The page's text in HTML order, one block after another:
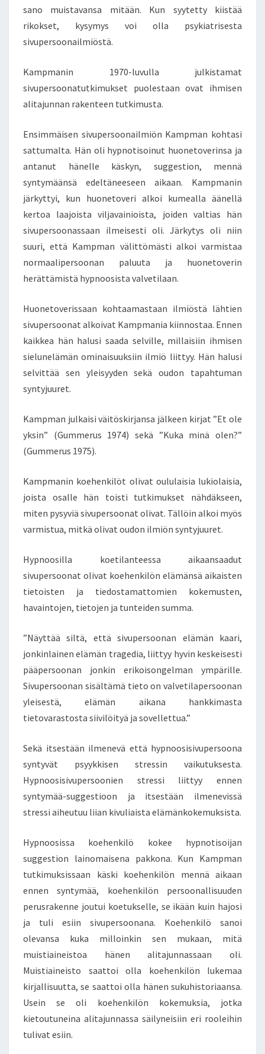
sano muistavansa mitään. Kun syytetty kiistää
rikokset, kysymys voi olla psykiatrisesta
sivupersoonailmiöstä.
Kampmanin 1970-luvulla julkistamat
sivupersoonatutkimukset puolestaan ovat ihmisen
alitajunnan rakenteen tutkimusta.
Ensimmäisen sivupersoonailmiön Kampman kohtasi
sattumalta. Hän oli hypnotisoinut huonetoverinsa ja
antanut hänelle käskyn, suggestion, mennä
syntymäänsä edeltäneeseen aikaan. Kampmanin
järkyttyi, kun huonetoveri alkoi kumealla äänellä
kertoa laajoista viljavainioista, joiden valtias hän
sivupersoonassaan ilmeisesti oli. Järkytys oli niin
suuri, että Kampman välittömästi alkoi varmistaa
normaalipersoonan paluuta ja huonetoverin
herättämistä hypnoosista valvetilaan.
Huonetoverissaan kohtaamastaan ilmiöstä lähtien
sivupersoonat alkoivat Kampmania kiinnostaa. Ennen
kaikkea hän halusi saada selville, millaisiin ihmisen
sielunelämän ominaisuuksiin ilmiö liittyy. Hän halusi
selvittää sen yleisyyden sekä oudon tapahtuman
syntyjuuret.
Kampman julkaisi väitöskirjansa jälkeen kirjat ”Et ole
yksin” (Gummerus 1974) sekä ”Kuka minä olen?”
(Gummerus 1975).
Kampmanin koehenkilöt olivat oululaisia lukiolaisia,
joista osalle hän toisti tutkimukset nähdäkseen,
miten pysyviä sivupersoonat olivat. Tällöin alkoi myös
varmistua, mitkä olivat oudon ilmiön syntyjuuret.
Hypnoosilla koetilanteessa aikaansaadut
sivupersoonat olivat koehenkilön elämänsä aikaisten
tietoisten ja tiedostamattomien kokemusten,
havaintojen, tietojen ja tunteiden summa.
”Näyttää siltä, että sivupersoonan elämän kaari,
jonkinlainen elämän tragedia, liittyy hyvin keskeisesti
pääpersoonan jonkin erikoisongelman ympärille.
Sivupersoonan sisältämä tieto on valvetilapersoonan
yleisestä, elämän aikana hankkimasta
tietovarastosta siivilöityä ja sovellettua.”
Sekä itsestään ilmenevä että hypnoosisivupersoona
syntyvät psyykkisen stressin vaikutuksesta.
Hypnoosisivupersoonien stressi liittyy ennen
syntymää-suggestioon ja itsestään ilmenevissä
stressi aiheutuu liian kivuliaista elämänkokemuksista.
Hypnoosissa koehenkilö kokee hypnotisoijan
suggestion lainomaisena pakkona. Kun Kampman
tutkimuksissaan käski koehenkilön mennä aikaan
ennen syntymää, koehenkilön persoonallisuuden
perusrakenne joutui koetukselle, se ikään kuin hajosi
ja tuli esiin sivupersoonana. Koehenkilö sanoi
olevansa kuka milloinkin sen mukaan, mitä
muistiaineistoa hänen alitajunnassaan oli.
Muistiaineisto saattoi olla koehenkilön lukemaa
kirjallisuutta, se saattoi olla hänen sukuhistoriaansa.
Usein se oli koehenkilön kokemuksia, jotka
kietoutuneina alitajunnassa säilyneisiin eri rooleihin
tulivat esiin.